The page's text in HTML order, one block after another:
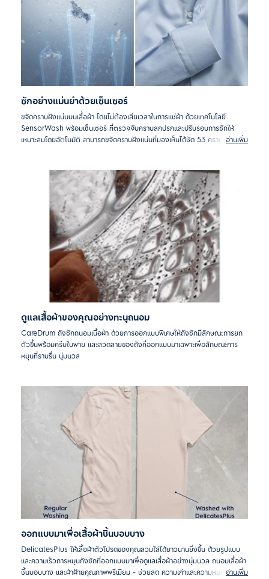
ซักอย่างแม่นยำด้วยเซ็นเซอร์
ขจัดคราบฝังแน่นบนเสื้อผ้า โดยไม่ต้องเสียเวลาในการแช่ผ้า ด้วยเทคโนโลยี
SensorWash พร้อมเซ็นเซอร์ ที่ตรวจจับคราบสกปรกและปรับรอบการซักให้
เหมาะสมโดยอัตโนมัติ สามารถขจัดคราบฝังแน่นที่มองเห็นได้ชัด 53 คราบ อาทิ
*ทดสอบกับรอบซักขนาด 5 กก. ที่เปื้อนคราบอาหาร และผลิตภัณฑ์ภายในบ้าน โดยใช้
โปรแกรม Cotton 40°C + Stain โดยผลลัพธ์อาจแตกต่างกันตามปริมาณของเสื้อผ้า
และระยะเวลาในการเปื้อนของคราบ ชนิดของน้ำยาซักผ้า และแรงดันน้ำ
อ่านเพิ่ม
ดูแลเสื้อผ้าของคุณอย่างทะนุถนอม
CareDrum ถังซักถนอมเนื้อผ้า ด้วยการออกแบบพิเศษให้ถังซักมีลักษณะการยก
ตัวขึ้นพร้อมครีบใบพาย และลวดลายของถังที่ออกแบบมาเฉพาะเพื่อลักษณะการ
หมุนที่ราบรื่น นุ่มนวล
ออกแบบมาเพื่อเสื้อผ้าชิ้นบอบบาง
DelicatesPlus ให้เสื้อผ้าตัวโปรดของคุณสวมใส่ได้ยาวนานยิ่งขึ้น ด้วยรูปแบบ
และความเร็วการหมุนถังซักที่ออกแบบมาเพื่อดูแลเสื้อผ้าอย่างนุ่มนวล ถนอมเสื้อผ้า
ชิ้นบอบบาง และผ้าฝ้ายคุณภาพพรีเมียม - ช่วยลด ความเก่าและความหมองจาก
อ่านเพิ่ม